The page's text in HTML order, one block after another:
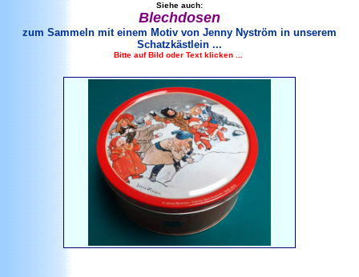
Siehe auch:
Blechdosen
zum Sammeln mit einem Motiv von Jenny Nyström in unserem
Schatzkästlein ...
Bitte auf Bild oder Text klicken ...